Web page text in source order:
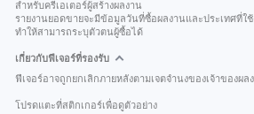
สำหรับครีเอเตอร์ผู้สร้างผลงาน
รายงานยอดขายจะมีข้อมูลวันที่ซื้อผลงานและประเทศที่
ทำให้สามารถระบุตัวตนผู้ซื้อได้
เกี่ยวกับฟีเจอร์ที่รองรับ
ฟีเจอร์อาจถูกยกเลิกภายหลังตามเจตจำนงของเจ้าของผล
โปรดแตะที่สติกเกอร์เพื่อดูตัวอย่าง